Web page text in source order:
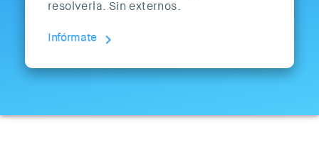
resolverla. Sin externos.
Infórmate